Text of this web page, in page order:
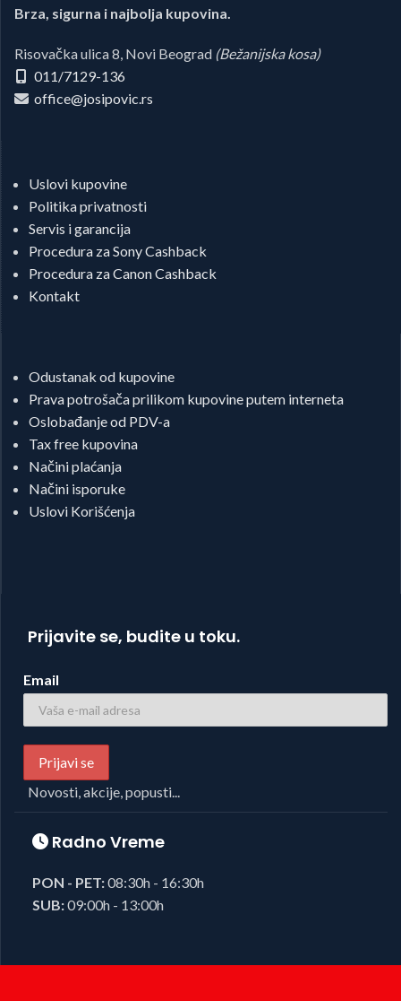
Brza, sigurna i najbolja kupovina.
Risovačka ulica 8, Novi Beograd (Bežanijska kosa)
011/7129-136
office@josipovic.rs
Uslovi kupovine
Politika privatnosti
Servis i garancija
Procedura za Sony Cashback
Procedura za Canon Cashback
Kontakt
Odustanak od kupovine
Prava potrošača prilikom kupovine putem interneta
Oslobađanje od PDV-a
Tax free kupovina
Načini plaćanja
Načini isporuke
Uslovi Korišćenja
Prijavite se, budite u toku.
Email
Novosti, akcije, popusti...
Radno Vreme
PON - PET:08:30h - 16:30h
SUB:09:00h - 13:00h